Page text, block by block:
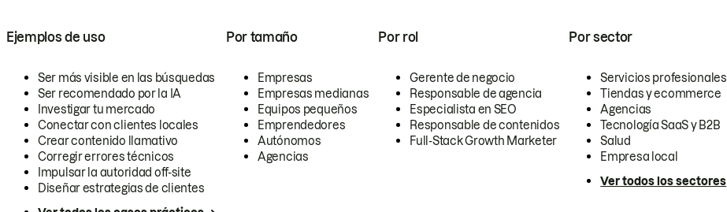
Ejemplos de uso
Ser más visible en las búsquedas
Ser recomendado por la IA
Investigar tu mercado
Conectar con clientes locales
Crear contenido llamativo
Corregir errores técnicos
Impulsar la autoridad off-site
Diseñar estrategias de clientes
Por tamaño
Empresas
Empresas medianas
Equipos pequeños
Emprendedores
Autónomos
Agencias
Por rol
Gerente de negocio
Responsable de agencia
Especialista en SEO
Responsable de contenidos
Full-Stack Growth Marketer
Por sector
Servicios profesionales
Tiendas y ecommerce
Agencias
Tecnología SaaS y B2B
Salud
Empresa local
Ver todos los sectores